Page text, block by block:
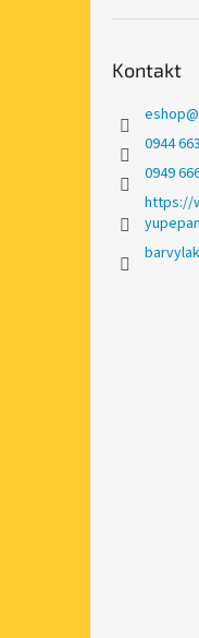
Kontakt
eshop@
0944
0949
https://